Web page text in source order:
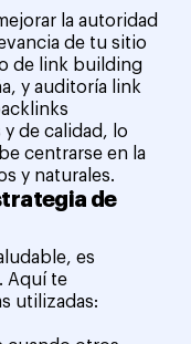
la autoridad
de tu sitio
de link building
y auditoría link
de calidad, lo
centrarse en la
y naturales.
de
es
Aquí te
utilizadas: